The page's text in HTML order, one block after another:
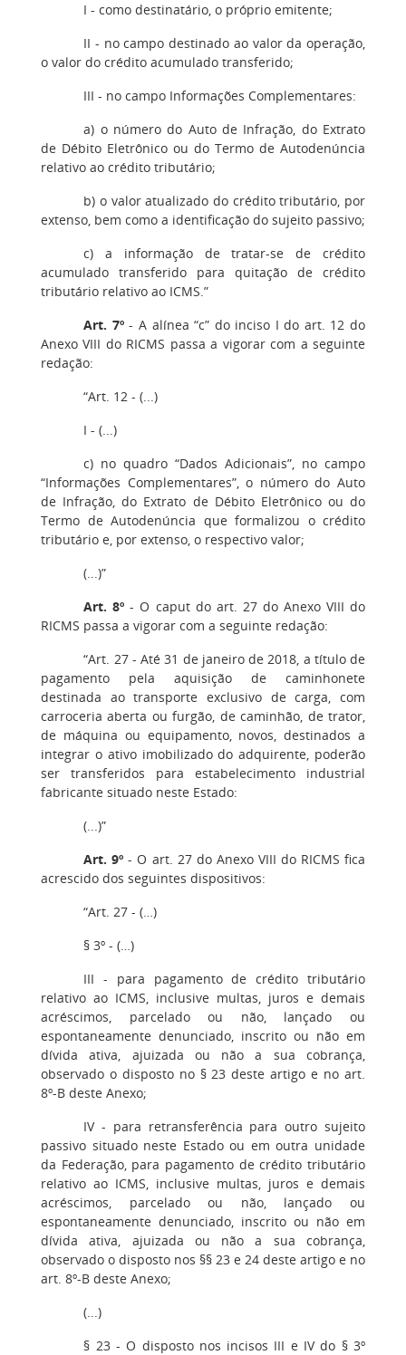
I - como destinatário, o próprio emitente;
II - no campo destinado ao valor da operação,
o valor do crédito acumulado transferido;
III - no campo Informações Complementares:
a) o número do Auto de Infração, do Extrato
de Débito Eletrônico ou do Termo de Autodenúncia
relativo ao crédito tributário;
b) o valor atualizado do crédito tributário, por
extenso, bem como a identificação do sujeito passivo;
c) a informação de tratar-se de crédito
acumulado transferido para quitação de crédito
tributário relativo ao ICMS.”
Art. 7º- A alínea “c” do inciso I do art. 12 do
Anexo VIII do RICMS passa a vigorar com a seguinte
redação:
“Art. 12 - (...)
I - (...)
c) no quadro “Dados Adicionais”, no campo
“Informações Complementares”, o número do Auto
de Infração, do Extrato de Débito Eletrônico ou do
Termo de Autodenúncia que formalizou o crédito
tributário e, por extenso, o respectivo valor;
(...)”
Art. 8º - O caput do art. 27 do Anexo VIII do
RICMS passa a vigorar com a seguinte redação:
“Art. 27 - Até 31 de janeiro de 2018, a título de
pagamento pela aquisição de caminhonete
destinada ao transporte exclusivo de carga, com
carroceria aberta ou furgão, de caminhão, de trator,
de máquina ou equipamento, novos, destinados a
integrar o ativo imobilizado do adquirente, poderão
ser transferidos para estabelecimento industrial
fabricante situado neste Estado:
(...)”
Art. 9º - O art. 27 do Anexo VIII do RICMS fica
acrescido dos seguintes dispositivos:
“Art. 27 - (…)
§ 3º - (…)
III - para pagamento de crédito tributário
relativo ao ICMS, inclusive multas, juros e demais
acréscimos, parcelado ou não, lançado ou
espontaneamente denunciado, inscrito ou não em
dívida ativa, ajuizada ou não a sua cobrança,
observado o disposto no § 23 deste artigo e no art.
8º-B deste Anexo;
IV - para retransferência para outro sujeito
passivo situado neste Estado ou em outra unidade
da Federação, para pagamento de crédito tributário
relativo ao ICMS, inclusive multas, juros e demais
acréscimos, parcelado ou não, lançado ou
espontaneamente denunciado, inscrito ou não em
dívida ativa, ajuizada ou não a sua cobrança,
observado o disposto nos §§ 23 e 24 deste artigo e no
art. 8º-B deste Anexo;
(...)
§ 23 - O disposto nos incisos III e IV do § 3º